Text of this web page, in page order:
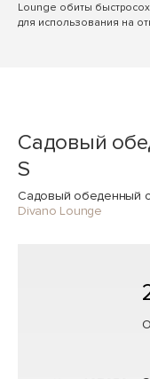
Lounge обиты
для использования на
Садовый
S
Садовый обеденный
Divano Lounge